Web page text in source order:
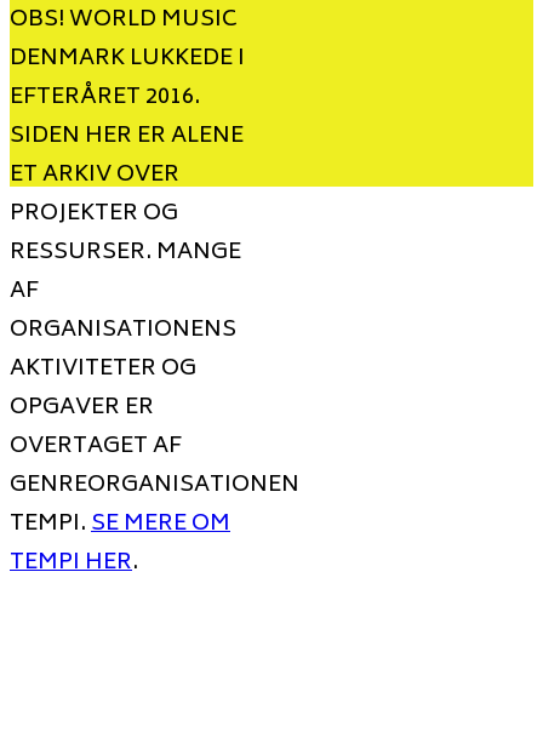
OBS! WORLD MUSIC
DENMARK LUKKEDE I
EFTERÅRET 2016.
SIDEN HER ER ALENE
ET ARKIV OVER
PROJEKTER OG
RESSURSER. MANGE
AF
ORGANISATIONENS
AKTIVITETER OG
OPGAVER ER
OVERTAGET AF
GENREORGANISATIONEN
TEMPI.SE MERE OM
TEMPI HER.